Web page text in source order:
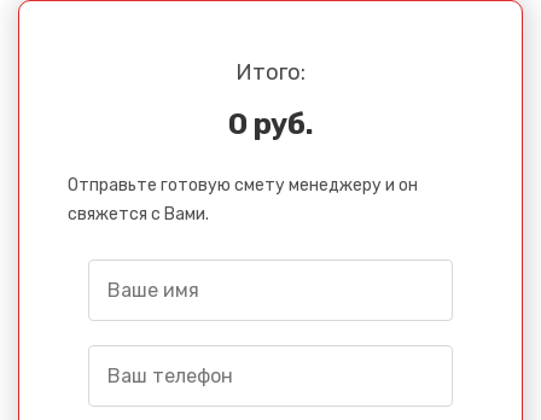
Итого:
0 руб.
Отправьте готовую смету менеджеру и он
свяжется с Вами.